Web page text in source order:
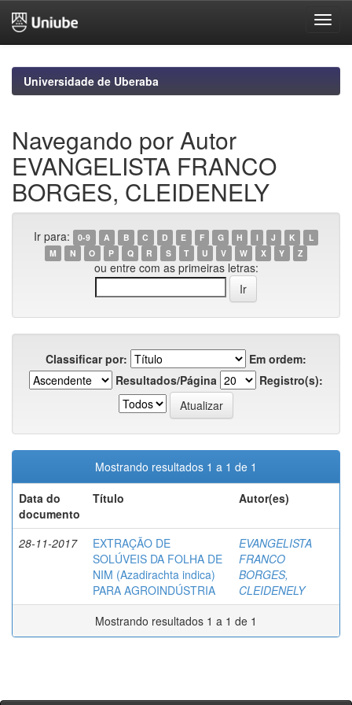
navigationUniversidade de Uberaba
Navegando por Autor
EVANGELISTA FRANCO
BORGES, CLEIDENELY
Ir para: 0-9 A B C D E F G H I J K
L
M
N O P Q R S T U V W X Y Z
ou entre com as primeiras letras:
Classificar por:
Em ordem:
Resultados/Página
Registro(s):
Mostrando resultados 1 a 1 de 1
Data do
documento
Título Autor(es)
28-11-2017
EXTRAÇÃO DE
SOLÚVEIS DA FOLHA DE
NIM (Azadirachta indica)
PARA AGROINDÚSTRIA
EVANGELISTA
FRANCO
BORGES,
CLEIDENELY
Mostrando resultados 1 a 1 de 1